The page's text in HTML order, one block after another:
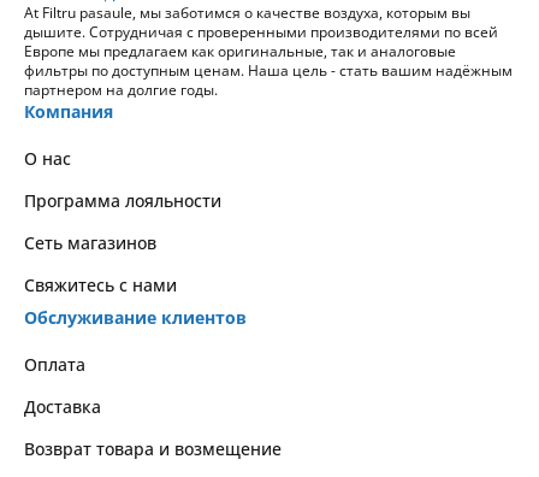
At Filtru pasaule, мы заботимся о качестве воздуха, которым вы
дышите. Сотрудничая с проверенными производителями по всей
Европе мы предлагаем как оригинальные, так и аналоговые
фильтры по доступным ценам. Наша цель - стать вашим надёжным
партнером на долгие годы.
Компания
О нас
Программа лояльности
Сеть магазинов
Свяжитесь с нами
Обслуживание клиентов
Оплата
Доставка
Возврат товара и возмещение